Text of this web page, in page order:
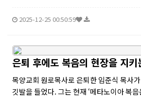
요!”라는 주제로, 총 13개의 내적치유 과정
2025-12-25 00:50:59
은퇴 후에도 복음의 현장을 지
목양교회 원로목사로 은퇴한 임준식 목사
깃발을 들었다. 그는 현재 ‘메타노이아 복